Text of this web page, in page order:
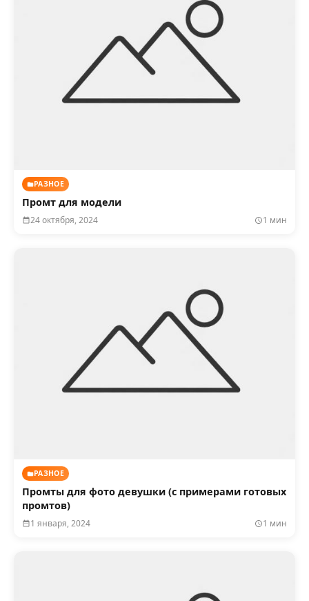
РАЗНОЕ
Промт для модели
24 октября, 2024 1 мин
РАЗНОЕ
Промты для фото девушки (с примерами готовых
промтов)
1 января, 2024 1 мин